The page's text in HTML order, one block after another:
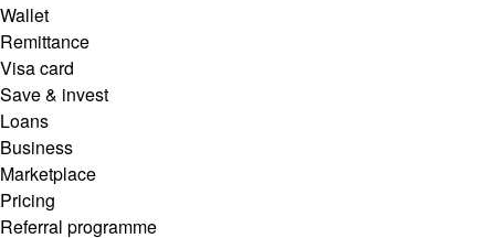
Wallet
Remittance
Visa card
Save & invest
Loans
Business
Marketplace
Pricing
Referral programme